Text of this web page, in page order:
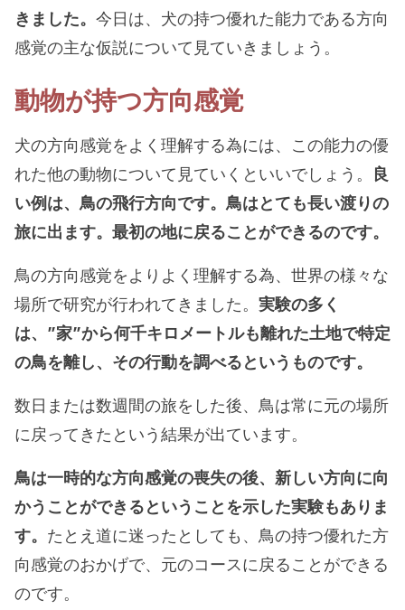
きました。 今日は、犬の持つ優れた能力である方向
感覚の主な仮説について見ていきましょう。
動物が持つ方向感覚
犬の方向感覚をよく理解する為には、この能力の優
れた他の動物について見ていくといいでしょう。
良
い例は、鳥の飛行方向です。鳥はとても長い渡りの
旅に出ます。最初の地に戻ることができるのです。
鳥の方向感覚をよりよく理解する為、世界の様々な
場所で研究が行われてきました。 実験の多く
は、”家”から何千キロメートルも離れた土地で特定
の鳥を離し、その行動を調べるというものです。
数日または数週間の旅をした後、鳥は常に元の場所
に戻ってきたという結果が出ています。
鳥は一時的な方向感覚の喪失の後、新しい方向に向
かうことができるということを示した実験もありま
す。 たとえ道に迷ったとしても、鳥の持つ優れた方
向感覚のおかげで、元のコースに戻ることができる
のです。